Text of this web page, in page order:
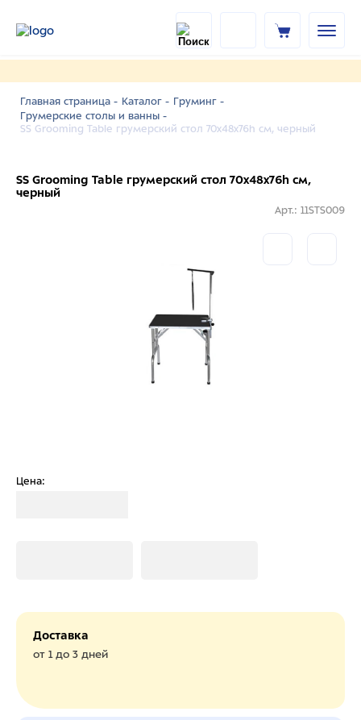
Главная страница - Каталог - Груминг -
Грумерские столы и ванны -
SS Grooming Table грумерский стол 70x48x76h см, черный
SS Grooming Table грумерский стол 70x48x76h см,
черный
Арт.: 11STS009
Цена:
Доставка
от 1 до 3 дней